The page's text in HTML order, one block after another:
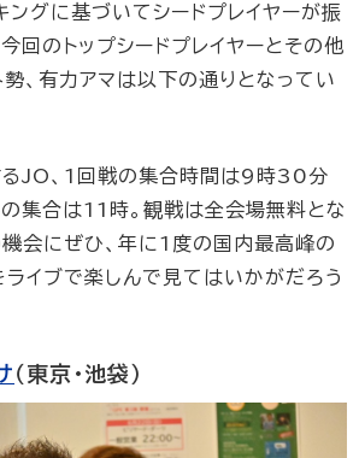
ングに基づいてシードプレイヤーが振
回のトップシードプレイヤーとその他
、有力アマは以下の通りとなってい
るJO、1回戦の集合時間は9時30分
集合は11時。観戦は全会場無料とな
機会にぜひ、年に1度の国内最高峰の
ライブで楽しんで見てはいかがだろう
（東京・池袋）